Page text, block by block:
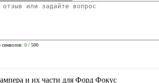
Звоните!
символов: 0 / 500
и их части для Форд Фокус